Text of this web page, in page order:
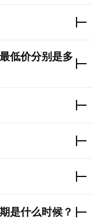
低价分别是多
是什么时候？